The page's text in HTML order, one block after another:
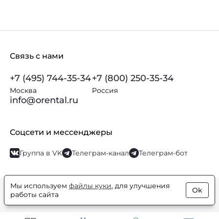
Связь с нами
+7 (495) 744-35-34
Москва
+7 (800) 250-35-34
Россия
info@orental.ru
Соцсети и мессенджеры
Группа в VK Телеграм-канал Телеграм-бот
© Orental.ru 2007–2026Интернет-магазин парфюмерии и
косметики
Мы используем файлы куки, для улучшения
работы сайта
Ok